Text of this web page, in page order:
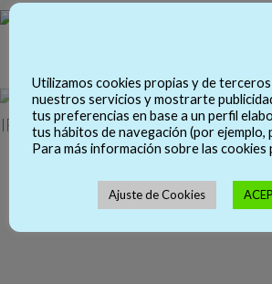
Utilizamos cookies propias y de
nuestros servicios y mostrarte
tus preferencias en base a un perfil
tus hábitos de navegación (por ejemplo,
Para más información sobre las cookies
Ajuste de Cookies